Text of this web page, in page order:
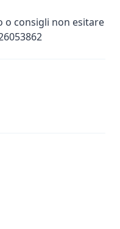
consigli non esitare